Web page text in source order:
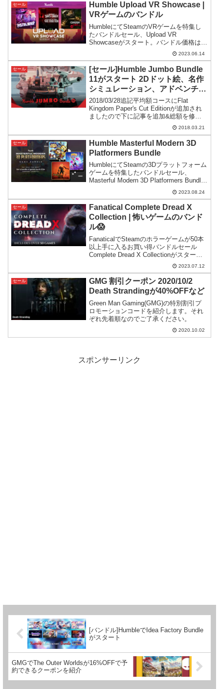
セール
Humble Upload VR Showcase |
VRゲームのバンドル
HumbleにてSteamのVRゲームを特集し
たバンドルセール、Upload VR
Showcaseがスタート。バンドル価格はや
や高めですが、様々なタイプのVRゲーム
2023.06.14
セール
[セール]Humble Jumbo Bundle
11がスタート 2Dドット絵、名作
シミュレーション、アドベンチャ
ーあり
2018/03/28追記平均額コースにFlat
Kingdom Paper's Cut Editionが追加され
ましたので下に記事を追加&総額を修正
Humble Jumbo Bundle 11 がスタートゲ
ームをバンドルにして格安で提供して...
2018.03.21
セール
Humble Masterful Modern 3D
Platformers Bundle
HumbleにてSteamの3Dプラットフォーム
ゲームを特集したバンドルセール、
Masterful Modern 3D Platformers Bundle
がスタート。価格に対して内容の良い構
2023.08.24
セール
Fanatical Complete Dread X
Collection | 怖いゲームのバンド
ル😱
FanaticalでSteamのホラーゲームが50本
以上手に入るお買い得バンドルセール
Complete Dread X Collectionがスター
ト。800円ほどで購入できる費用対効果の
高いバンドルセールとなっています。
2023.07.12
セール
GMG 割引クーポン 2020/10/2
Death Strandingが40%OFFなど
Green Man Gaming(GMG)の特別割引プ
ロモーションコードを紹介します。それ
ぞれ先着順なのでご了承ください。
2020.10.02
スポンサーリンク
[バンドル]HumbleでIdea Factory Bundle
がスタート
GMGでThe Outer Worldsが16%OFFで予
約できるクーポンを紹介